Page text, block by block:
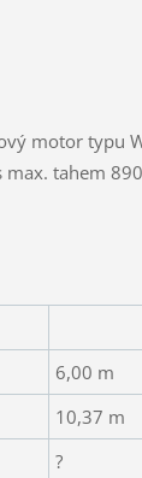
typu
max. tahem
6,00 m
10,37 m
?